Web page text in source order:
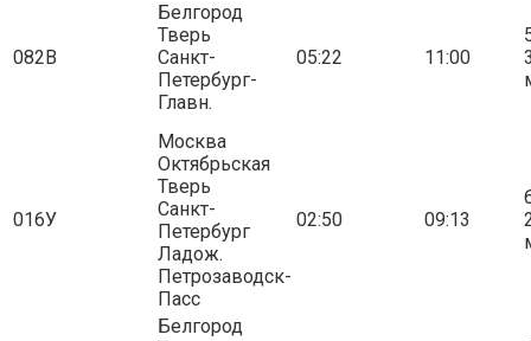
082В
Белгород
Тверь
Санкт-
Петербург-
Главн.
05:22 11:00
016У
Москва
Октябрьская
Тверь
Санкт-
Петербург
Ладож.
Петрозаводск-
Пасс
02:50 09:13
Белгород